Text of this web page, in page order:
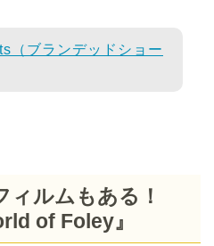
（ブランデッドショー
ィルムもある！
of Foley』